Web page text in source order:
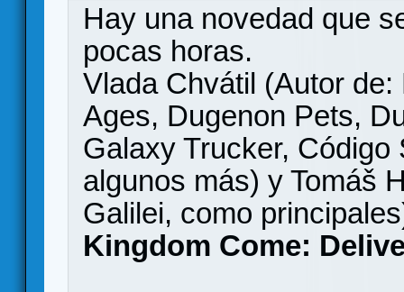
Hay una novedad que
pocas horas.
Vlada Chvátil (Autor
Ages, Dugenon Pets,
Galaxy Trucker,
algunos más) y Tomáš
Galilei, como
Kingdom Come: